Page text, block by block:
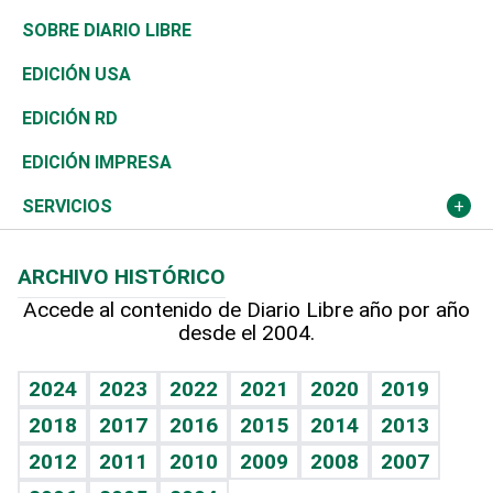
José Boquete
Reportajes
Asia
África
Ocenanía
Caribe
Resto del mundo
Consumo
Vivienda
Telecom.
Global y variable
Economía personal
Belleza
Buena Vida
Sociales
Novedades
Podcast Arte Libre
Hablando con el pediatra
Vida y familia
Eñe
Celebrando la vida
Golf
Ciclismo
Tenis
Olimpismo
Más deportes
TBT Deportivo
De buena tinta
En Directo
El Espía
Noticiero Poteleche
Columnistas
Más firmas
Clima
Tecnología
Historia
Martes de tecnología
Cambio climático
Mundo
Economía
Revista
Deportes
Opinión
Hecho en casa
Guía del dinero
SOBRE DIARIO LIBRE
EDICIÓN USA
EDICIÓN RD
EDICIÓN IMPRESA
SERVICIOS
Cumpleaños
Horóscopos
Crucigramas
ARCHIVO HISTÓRICO
Accede al contenido de Diario Libre año por año
desde el 2004.
2024 2023 2022 2021 2020
2019
2018
2017 2016 2015 2014
2013
2012
2011 2010 2009 2008
2007